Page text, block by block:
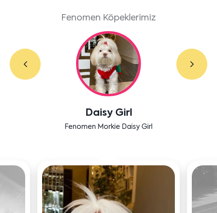
Fenomen Köpeklerimiz
Daisy Girl
Fenomen Morkie Daisy Girl